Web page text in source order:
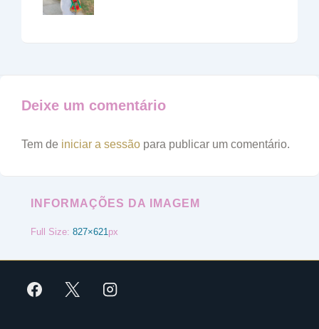
Deixe um comentário
Tem de iniciar a sessão para publicar um comentário.
INFORMAÇÕES DA IMAGEM
Full Size: 827×621 px